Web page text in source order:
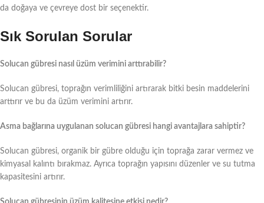
da doğaya ve çevreye dost bir seçenektir.
Sık Sorulan Sorular
Solucan gübresi nasıl üzüm verimini arttırabilir?
Solucan gübresi, toprağın verimliliğini artırarak bitki besin maddelerini
arttırır ve bu da üzüm verimini artırır.
Asma bağlarına uygulanan solucan gübresi hangi avantajlara sahiptir?
Solucan gübresi, organik bir gübre olduğu için toprağa zarar vermez ve
kimyasal kalıntı bırakmaz. Ayrıca toprağın yapısını düzenler ve su tutma
kapasitesini artırır.